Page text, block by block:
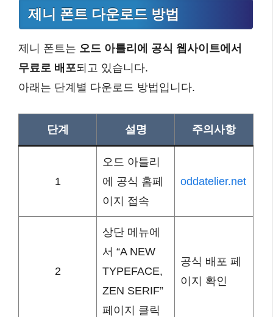
제니 폰트 다운로드 방법
제니 폰트는 오드 아틀리에 공식 웹사이트에서
무료로 배포되고 있습니다.
아래는 단계별 다운로드 방법입니다.
단계 설명 주의사항
1
오드 아틀리
에 공식 홈페
이지 접속
oddatelier.net
2
상단 메뉴에
서 “A NEW
TYPEFACE,
ZEN SERIF”
페이지 클릭
공식 배포 페
이지 확인